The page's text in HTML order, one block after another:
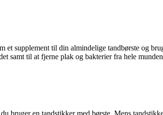
supplement til din almindelige tandbørste og
samt til at fjerne plak og bakterier fra hele